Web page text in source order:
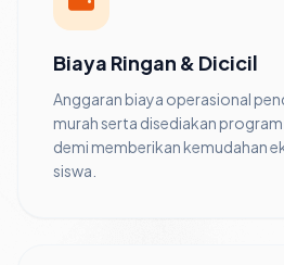
Biaya Ringan & Dicicil
Anggaran biaya operasional
murah serta disediakan
demi memberikan kemudahan
siswa.